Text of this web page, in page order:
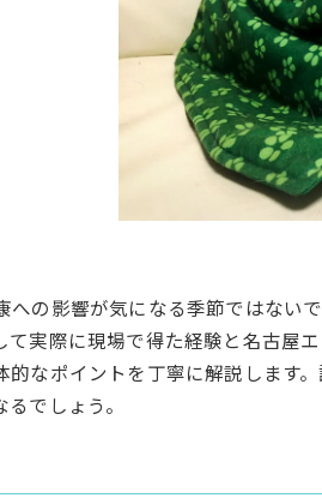
への影響が気になる季節ではない
て実際に現場で得た経験と名古屋
的なポイントを丁寧に解説します
でしょう。